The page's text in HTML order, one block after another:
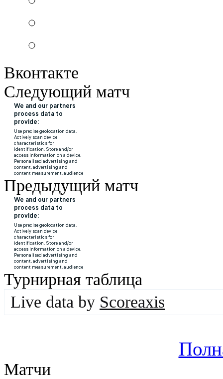
Вконтакте
Следующий матч
Предыдущий матч
Турнирная таблица
Live data by Scoreaxis
Матчи